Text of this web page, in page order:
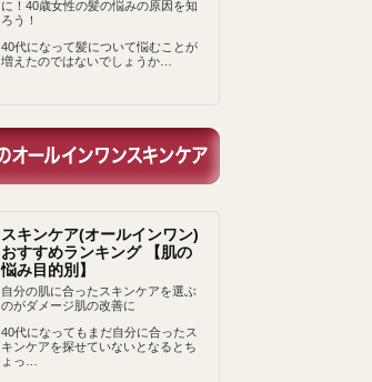
に！40歳女性の髪の悩みの原因を知
ろう！
40代になって髪について悩むことが
増えたのではないでしょうか…
スキンケア(オールインワン)
おすすめランキング 【肌の
悩み目的別】
自分の肌に合ったスキンケアを選ぶ
のがダメージ肌の改善に
40代になってもまだ自分に合ったス
キンケアを探せていないとなるとち
ょっ…